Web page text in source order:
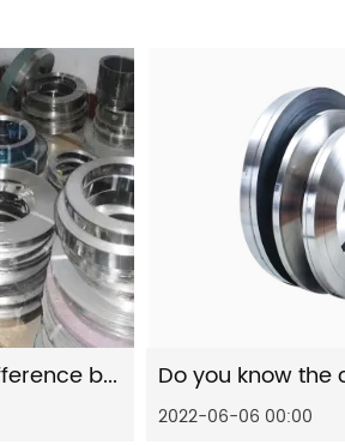
Do you know the difference between cold-rolled strip and hot-rolled strip (1)?
2022-06-06 00:00